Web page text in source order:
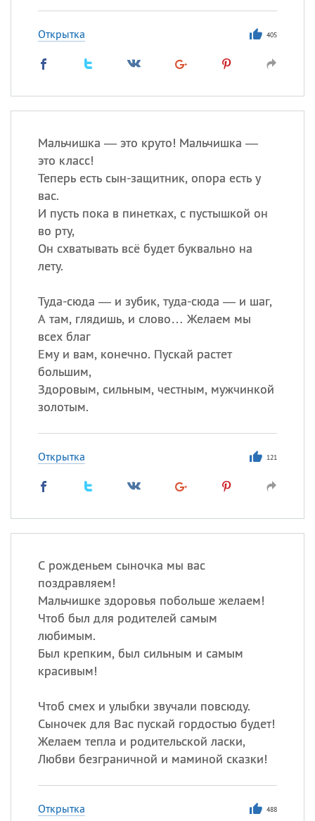
Открытка 405
Мальчишка — это круто! Мальчишка —
это класс!
Теперь есть сын-защитник, опора есть у
вас.
И пусть пока в пинетках, с пустышкой он
во рту,
Он схватывать всё будет буквально на
лету.
Туда-сюда — и зубик, туда-сюда — и шаг,
А там, глядишь, и слово… Желаем мы
всех благ
Ему и вам, конечно. Пускай растет
большим,
Здоровым, сильным, честным, мужчинкой
золотым.
Открытка 121
С рожденьем сыночка мы вас
поздравляем!
Мальчишке здоровья побольше желаем!
Чтоб был для родителей самым
любимым.
Был крепким, был сильным и самым
красивым!
Чтоб смех и улыбки звучали повсюду.
Сыночек для Вас пускай гордостью будет!
Желаем тепла и родительской ласки,
Любви безграничной и маминой сказки!
Открытка 488